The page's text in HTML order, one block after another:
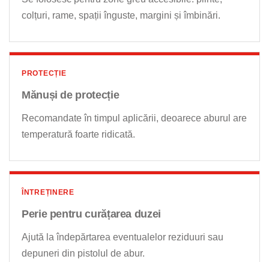
colțuri, rame, spații înguste, margini și îmbinări.
PROTECȚIE
Mănuși de protecție
Recomandate în timpul aplicării, deoarece aburul are
temperatură foarte ridicată.
ÎNTREȚINERE
Perie pentru curățarea duzei
Ajută la îndepărtarea eventualelor reziduuri sau
depuneri din pistolul de abur.